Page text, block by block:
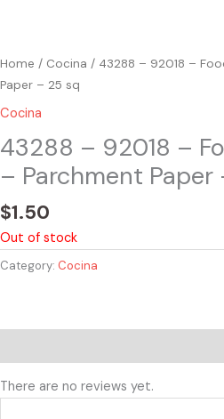
Home / Cocina / 43288 – 92018 –
Paper – 25 sq
Cocina
43288 – 92018 –
– Parchment Paper
$1.50
Out of stock
Category: Cocina
There are no reviews yet.